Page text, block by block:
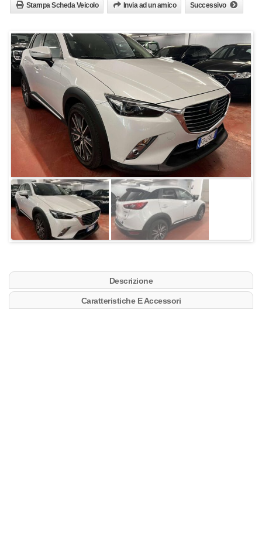
Stampa Scheda Veicolo Invia ad un amico Successivo
Descrizione
Caratteristiche E Accessori